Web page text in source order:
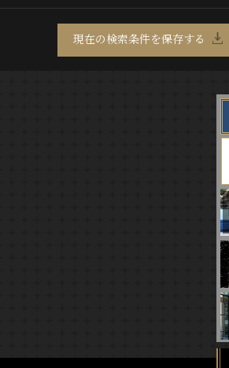
現在の検索条件を保存する